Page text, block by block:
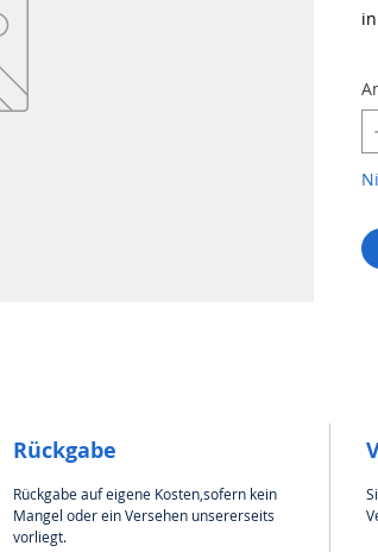
Rückgabe
Rückgabe auf eigene Kosten,sofern kein
Mangel oder ein Versehen unsererseits
vorliegt.